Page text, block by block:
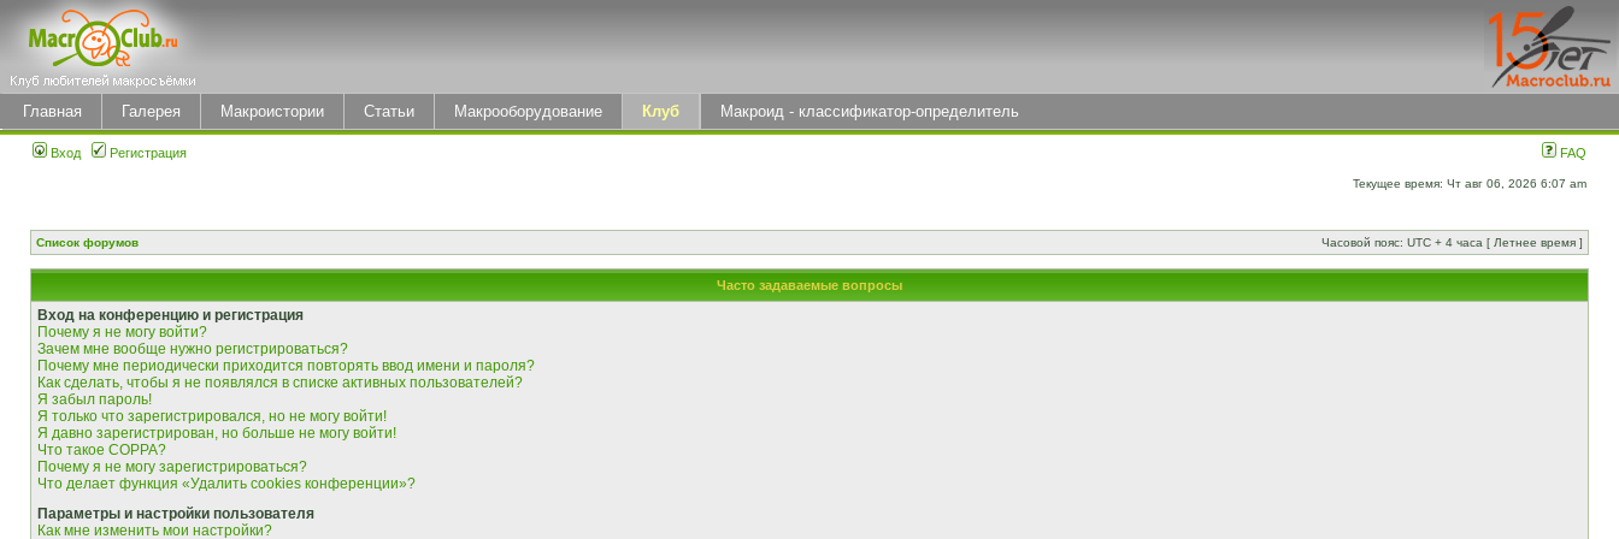
Главная Галерея Макроистории Статьи Макрооборудование Клуб Макроид - классификатор-определитель
Вход Регистрация FAQ
Текущее время: Чт авг 06, 2026 6:07 am
Список форумов Часовой пояс: UTC + 4 часа [ Летнее время ]
Часто задаваемые вопросы
Вход на конференцию и регистрация
Почему я не могу войти?
Зачем мне вообще нужно регистрироваться?
Почему мне периодически приходится повторять ввод имени и пароля?
Как сделать, чтобы я не появлялся в списке активных пользователей?
Я забыл пароль!
Я только что зарегистрировался, но не могу войти!
Я давно зарегистрирован, но больше не могу войти!
Что такое COPPA?
Почему я не могу зарегистрироваться?
Что делает функция «Удалить cookies конференции»?
Параметры и настройки пользователя
Как мне изменить мои настройки?